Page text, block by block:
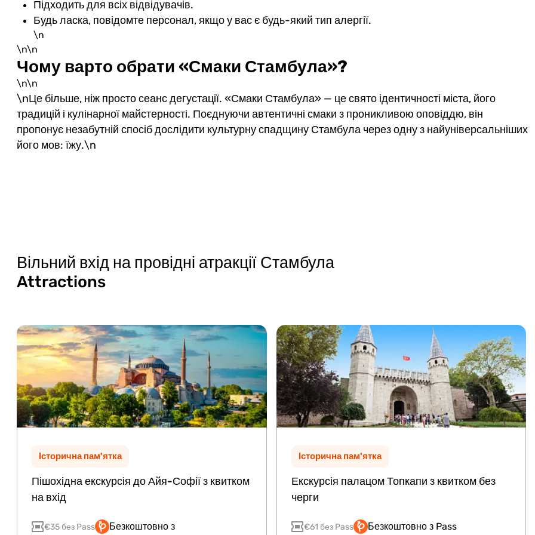
Підходить для всіх відвідувачів.
Будь ласка, повідомте персонал, якщо у вас є будь-який тип алергії.
\n
\n\n
Чому варто обрати «Смаки Стамбула»?
\n\n
\nЦе більше, ніж просто сеанс дегустації. «Смаки Стамбула» — це свято ідентичності міста, його
традицій і кулінарної майстерності. Поєднуючи автентичні смаки з проникливою оповіддю, він
пропонує незабутній спосіб дослідити культурну спадщину Стамбула через одну з найуніверсальніших
його мов: їжу.\n
Вільний вхід на провідні атракції Стамбула
Attractions
Історична пам'ятка
Пішохідна екскурсія до Айя-Софії з квитком
на вхід
€35 без Pass Безкоштовно з
Історична пам'ятка
Екскурсія палацом Топкапи з квитком без
черги
€61 без Pass Безкоштовно з Pass